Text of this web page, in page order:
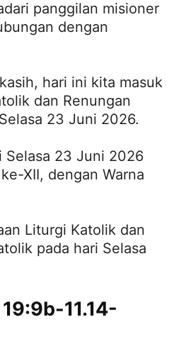
panggilan misioner
dengan
hari ini kita masuk
dan Renungan
23 Juni 2026.
Selasa 23 Juni 2026
XII, dengan Warna
Liturgi Katolik dan
pada hari Selasa
11.14-